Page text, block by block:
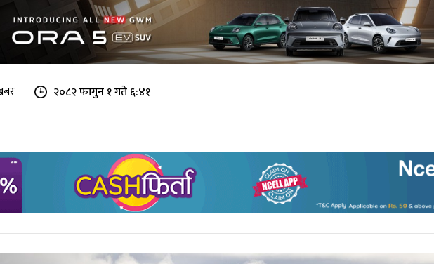
२०८२ फागुन १ गते ६:४१